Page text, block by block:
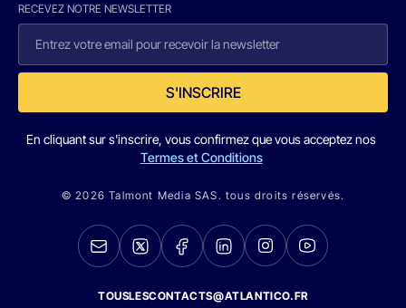
RECEVEZ NOTRE NEWSLETTER
S'INSCRIRE
En cliquant sur s'inscrire, vous confirmez que vous acceptez nos
Termes et Conditions
© 2026 Talmont Media SAS. tous droits réservés.
TOUSLESCONTACTS@ATLANTICO.FR